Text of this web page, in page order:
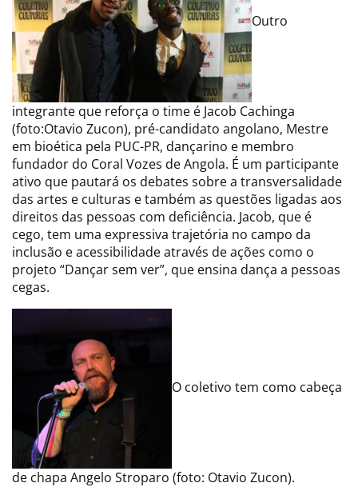
Outro
integrante que reforça o time é Jacob Cachinga
(foto:Otavio Zucon), pré-candidato angolano, Mestre
em bioética pela PUC-PR, dançarino e membro
fundador do Coral Vozes de Angola. É um participante
ativo que pautará os debates sobre a transversalidade
das artes e culturas e também as questões ligadas aos
direitos das pessoas com deficiência. Jacob, que é
cego, tem uma expressiva trajetória no campo da
inclusão e acessibilidade através de ações como o
projeto “Dançar sem ver”, que ensina dança a pessoas
cegas.
O coletivo tem como cabeça
de chapa Angelo Stroparo (foto: Otavio Zucon).